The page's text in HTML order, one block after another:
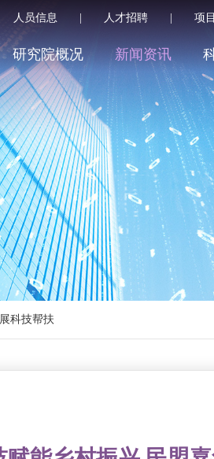
人员信息 人才招聘 项
研究院概况 新闻资讯
科技帮扶